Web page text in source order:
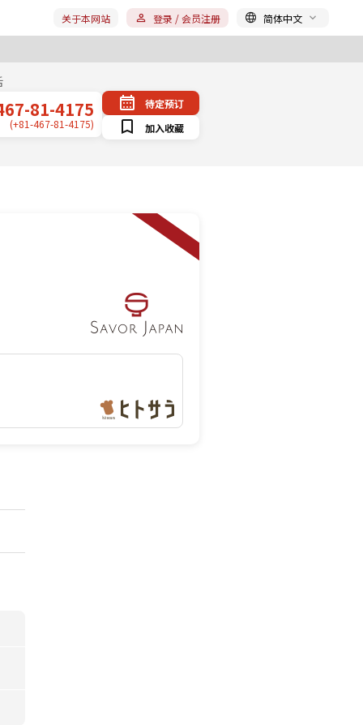
关于本网站 登录 / 会员注册 简体中文
81-4175
(+81-467-81-4175)
待定预订
加入收藏